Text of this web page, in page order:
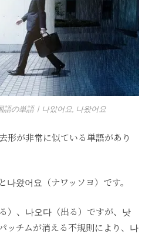
語の単語ㅣ나았어요, 나왔어요
形が非常に似ている単語があり
나왔어요（ナワッソヨ）です。
）、나오다（出る）ですが、낫
ッチムが消える不規則により、나